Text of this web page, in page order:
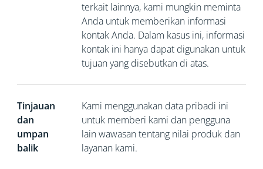
terkait lainnya, kami mungkin meminta
Anda untuk memberikan informasi
kontak Anda. Dalam kasus ini, informasi
kontak ini hanya dapat digunakan untuk
tujuan yang disebutkan di atas.
Tinjauan
dan
umpan
balik
Kami menggunakan data pribadi ini
untuk memberi kami dan pengguna
lain wawasan tentang nilai produk dan
layanan kami.